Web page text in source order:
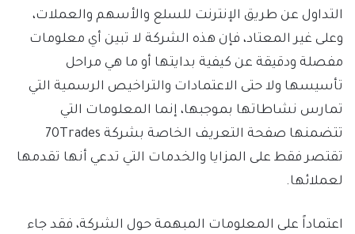
التداول عن طريق الإنترنت للسلع والأسهم والعملات،
وعلى غير المعتاد، فإن هذه الشركة لا تبين أي معلومات
مفصلة ودقيقة عن كيفية بدايتها أو ما هي مراحل
تأسيسها ولا حتى الاعتمادات والتراخيص الرسمية التي
تمارس نشاطاتها بموجبها، إنما المعلومات التي
تتضمنها صفحة التعريف الخاصة بشركة 70Trades
تقتصر فقط على المزايا والخدمات التي تدعي أنها تقدمها
لعملائها.
اعتماداً على المعلومات المبهمة حول الشركة، فقد جاء